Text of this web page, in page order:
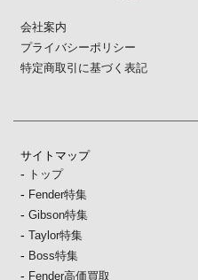
会社案内
プライバシーポリシー
特定商取引に基づく表記
サイトマップ
- トップ
- Fender特集
-Gibson特集
-Taylor特集
- Boss特集
- Fender高価買取